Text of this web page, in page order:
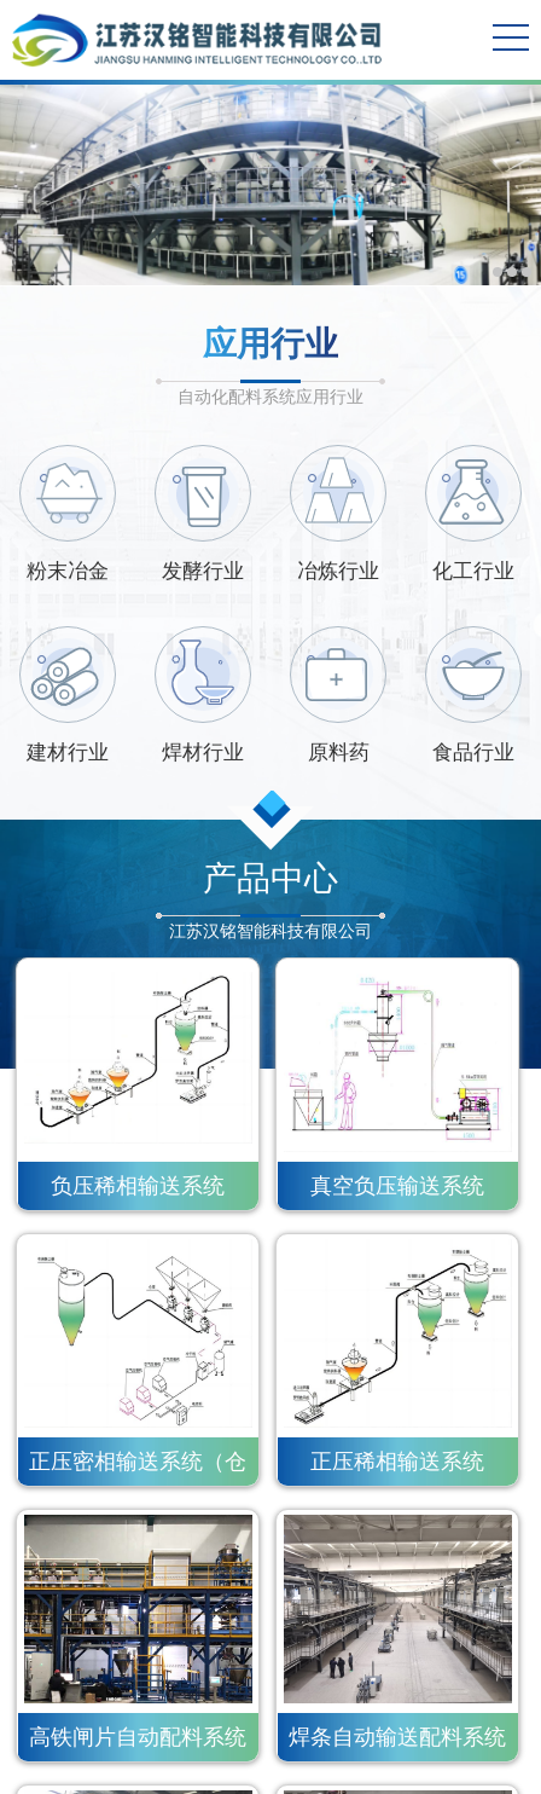
应用行业
自动化配料系统应用行业
粉末冶金 发酵行业 冶炼行业 化工行业
建材行业 焊材行业 原料药 食品行业
产品中心
江苏汉铭智能科技有限公司
负压稀相输送系统 真空负压输送系统
正压密相输送系统（仓
泵）
正压稀相输送系统
高铁闸片自动配料系统 焊条自动输送配料系统